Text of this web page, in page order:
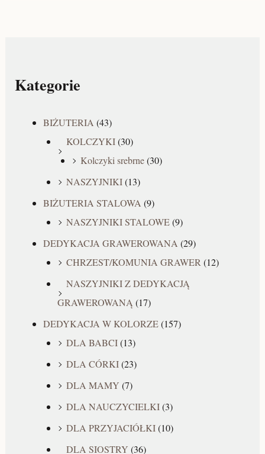
Kategorie
BIŻUTERIA (43)
KOLCZYKI (30)
Kolczyki srebrne (30)
NASZYJNIKI (13)
BIŻUTERIA STALOWA (9)
NASZYJNIKI STALOWE (9)
DEDYKACJA GRAWEROWANA (29)
CHRZEST/KOMUNIA GRAWER (12)
NASZYJNIKI Z DEDYKACJĄ
GRAWEROWANĄ (17)
DEDYKACJA W KOLORZE (157)
DLA BABCI (13)
DLA CÓRKI (23)
DLA MAMY (7)
DLA NAUCZYCIELKI (3)
DLA PRZYJACIÓŁKI (10)
DLA SIOSTRY (36)